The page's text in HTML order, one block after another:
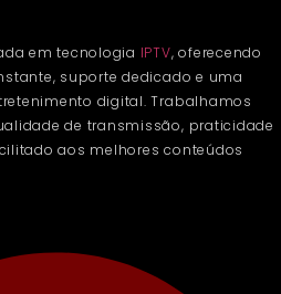
em tecnologia IPTV, oferecendo
suporte dedicado e uma
digital. Trabalhamos
de transmissão, praticidade
aos melhores conteúdos